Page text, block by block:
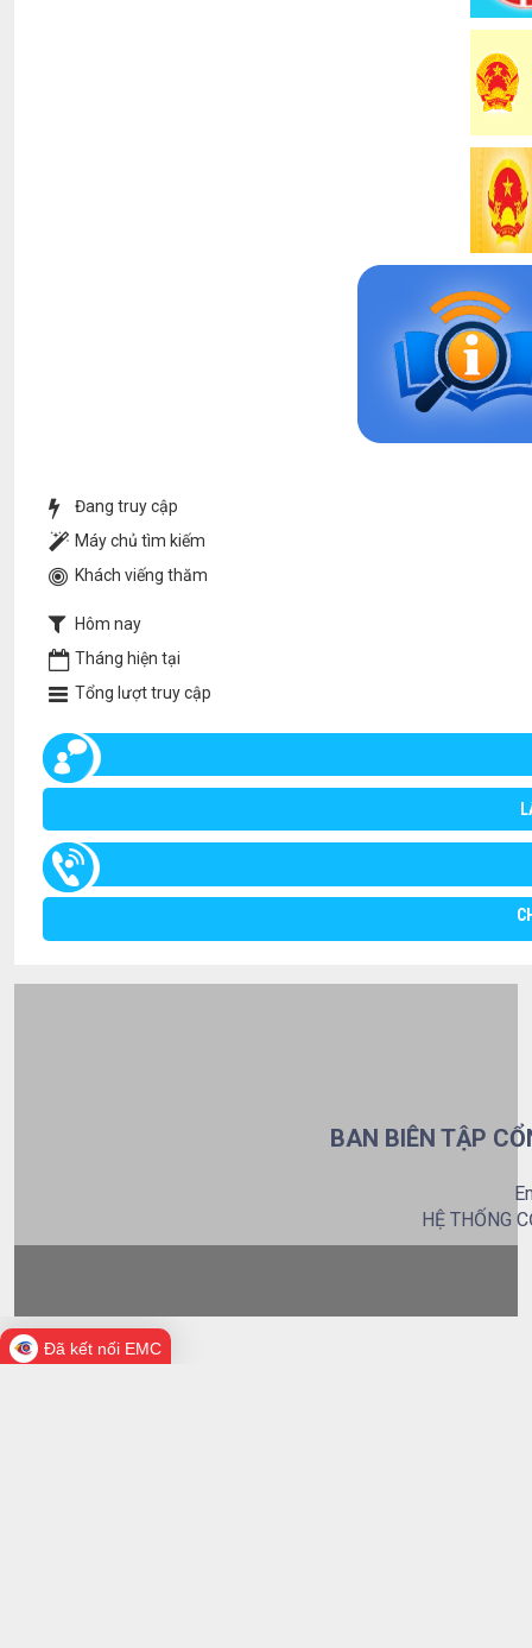
Đang truy cập
Máy chủ tìm kiếm
Khách viếng thăm
Hôm nay
Tháng hiện tại
Tổng lượt truy cập
BAN BIÊN TẬP
HỆ THỐNG
Đã kết nối EMC